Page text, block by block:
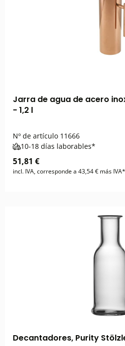
Jarra de agua de acero
- 1,2 l
Nº de artículo 11666
10-18 días laborables*
51,81 €
incl. IVA, corresponde a 43,54 € más IVA*
Decantadores, Purity